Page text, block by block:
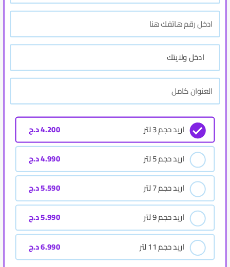
اريد حجم 3 لتر 4.200د.ج
اريد حجم 5 لتر 4.990د.ج
اريد حجم 7 لتر 5.590د.ج
اريد حجم 9 لتر 5.990د.ج
اريد حجم 11 لتر 6.990د.ج